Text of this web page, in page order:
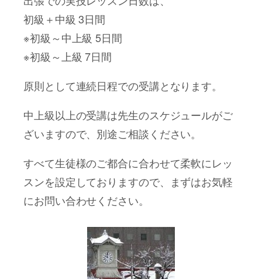
初級＋中級 3日間
※初級～中上級 5日間
※初級～上級 7日間
原則として連続日程での受講となります。
中上級以上の受講は先生のスケジュールがご
ざいますので、別途ご相談ください。
すべて生徒様のご都合に合わせて柔軟にレッ
スンを設定しておりますので、まずはお気軽
にお問い合わせください。